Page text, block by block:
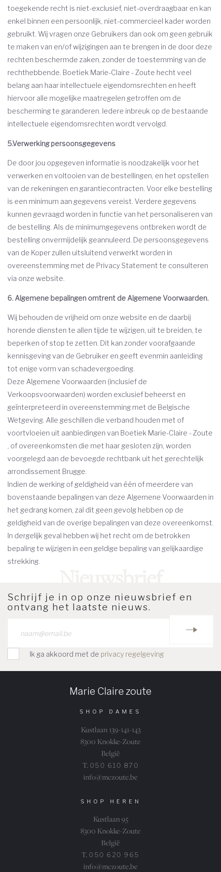
toegekende recht is niet-exclusief, niet-overdraagbaar en kan
enkel binnen een persoonlijk, niet-commercieel kader worden
gebruikt. Wij vragen onze Gebruikers dan ook om geen gebruik
te maken van en/of wijzigingen aan te brengen in de door deze
rechten beschermde zaken, zonder de toestemming van de
rechthebbende. Boetiek Marie-Claire - Zoute hecht veel
belang aan haar intellectuele eigendomsrechten en heeft
hiervoor alle mogelijke maatregelen getroffen om de
bescherming te garanderen. Iedere inbreuk op de bestaande
intellectuele eigendomsrechten wordt vervolgd.
5.Verwerking persoonsgegevens
De door jou opgegeven informatie is noodzakelijk voor het
verwerken en voltooien van de bestellingen, en het opstellen
van de rekeningen en garantiecontracten. Voor elke bestelling
is een minimum aan gegevens vereist. Verdere gegevens
kunnen gevraagd worden in functie van het personaliseren van
de bestelling. Als de minimumgegevens ontbreken wordt de
bestelling onvermijdelijk geannuleerd. De persoonsgegevens
van de Koper zullen uitsluitend verwerkt worden in
overeenstemming met de Privacy Statement te consulteren
via onze website.
6. Algemene bepalingen omtrent de Algemene Voorwaarden.
Wij behouden de vrijheid om onze website en de daarbij
horende diensten te allen tijde te wijzigen, uit te breiden, te
beperken of stop te zetten. Dit kan zonder voorafgaande
kennisgeving van de Gebruiker en geeft evenmin aanleiding
tot enige vorm van schadevergoeding.
Deze Algemene Voorwaarden (inclusief de
Verkoopsvoorwaarden) worden exclusief beheerst en
geïnterpreteerd in overeenstemming met de Belgische
Wetgeving. Alle geschillen die verband houden met of
voortvloeien uit aanbiedingen van Boetiek Marie-Claire - Zoute
, of overeenkomsten die met haar gesloten zijn, worden
voorgelegd aan de bevoegde rechtbank uit het gerechtelijk
arrondissement Brugge.
Indien de werking of geldigheid van één of meerdere van
bovenstaande bepalingen van deze Algemene Voorwaarden in
het gedrang komen, zal dit geen gevolg hebben op de
geldigheid van de overige bepalingen van deze overeenkomst.
In dergelijk geval hebben wij het recht om de betrokken
bepaling te wijzigen in een geldige bepaling van gelijkaardige
strekking.
Schrijf je in op onze nieuwsbrief en
ontvang het laatste nieuws.
Ik ga akkoord met de privacy regelgeving
Marie Claire zoute
SHOP DAMES
Kustlaan 139-141-143
8300 Knokke-Zoute
België
T. 050 610 870
info@mczoute.be
SHOP HEREN
Kustlaan 95
8300 Knokke-Zoute
België
T. 050 620 965
info@mczoute.be